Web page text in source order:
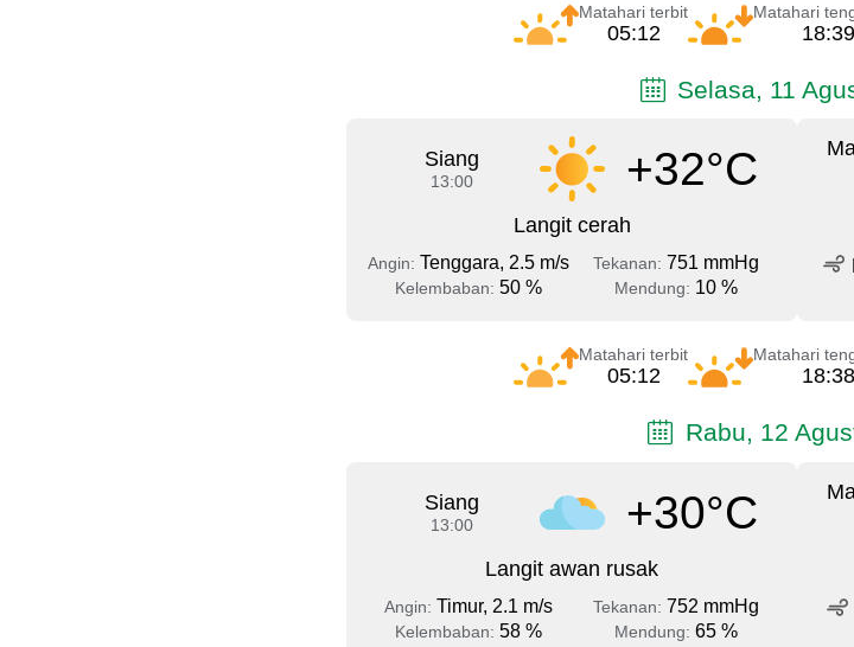
Matahari terbit
05:12
Matahari
18:39
Selasa, 11
Siang
13:00 +32°C
Langit cerah
Angin: Tenggara, 2.5 m/s Tekanan: 751 mmHg
Kelembaban: 50 % Mendung: 10 %
Matahari terbit
05:12
Matahari
18:38
Rabu, 12
Siang
13:00 +30°C
Langit awan rusak
Angin: Timur, 2.1 m/s Tekanan: 752 mmHg
Kelembaban: 58 % Mendung: 65 %